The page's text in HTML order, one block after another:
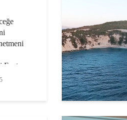
Fuat